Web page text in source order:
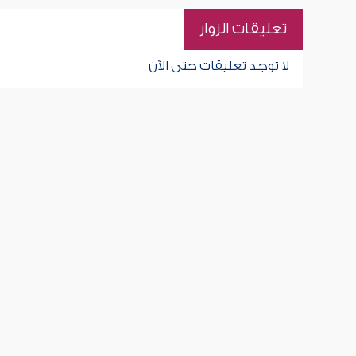
تعليقات الزوار
لا توجد تعليقات حتى الآن